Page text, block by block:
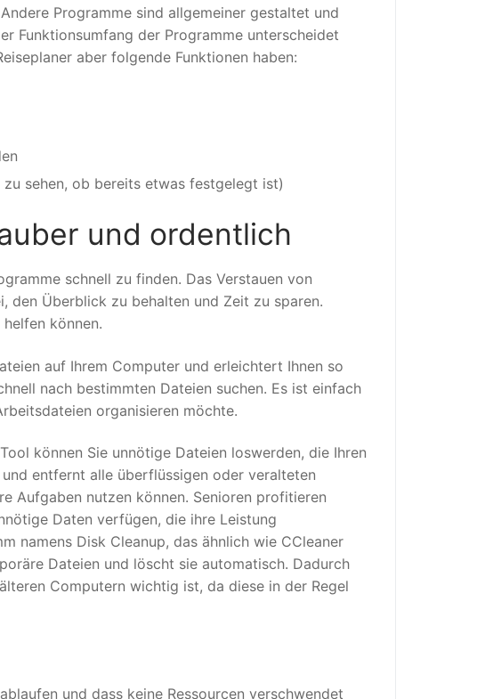
Programme sind allgemeiner gestaltet und
Funktionsumfang der Programme unterscheidet
aber folgende Funktionen haben:
sehen, ob bereits etwas festgelegt ist)
und ordentlich
schnell zu finden. Das Verstauen von
den Überblick zu behalten und Zeit zu sparen.
können.
auf Ihrem Computer und erleichtert Ihnen so
nach bestimmten Dateien suchen. Es ist einfach
organisieren möchte.
können Sie unnötige Dateien loswerden, die Ihren
entfernt alle überflüssigen oder veralteten
Aufgaben nutzen können. Senioren profitieren
Daten verfügen, die ihre Leistung
namens Disk Cleanup, das ähnlich wie CCleaner
Dateien und löscht sie automatisch. Dadurch
Computern wichtig ist, da diese in der Regel
und dass keine Ressourcen verschwendet